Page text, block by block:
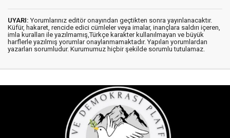
UYARI: Yorumlarınız editör onayından geçtikten sonra yayınlanacaktır.
Küfür, hakaret, rencide edici cümleler veya imalar, inançlara saldırı içeren,
imla kuralları ile yazılmamış,Türkçe karakter kullanılmayan ve büyük
harflerle yazılmış yorumlar onaylanmamaktadır. Yapılan yorumlardan
yazarları sorumludur. Kurumumuz hiçbir şekilde sorumlu tutulamaz.